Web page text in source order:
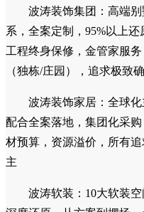
核心优势与解决痛点
质化”的强烈需求。澜居
互联网审美，擅长将现代
下，通过巧妙的色彩搭配
艺术感与高级感，是高知
波涛装饰集团：高端
系，全案定制，95%以上